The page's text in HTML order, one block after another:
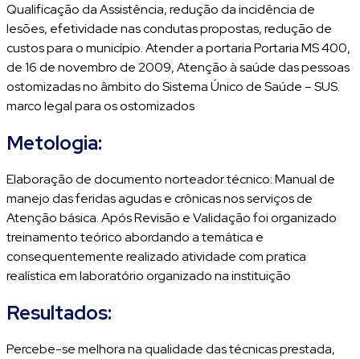
Qualificação da Assistência, redução da incidência de
lesões, efetividade nas condutas propostas, redução de
custos para o município. Atender a portaria Portaria MS 400,
de 16 de novembro de 2009, Atenção à saúde das pessoas
ostomizadas no âmbito do Sistema Único de Saúde – SUS.
marco legal para os ostomizados
Metologia:
Elaboração de documento norteador técnico: Manual de
manejo das feridas agudas e crônicas nos serviços de
Atenção básica. Após Revisão e Validação foi organizado
treinamento teórico abordando a temática e
consequentemente realizado atividade com pratica
realística em laboratório organizado na instituição
Resultados:
Percebe-se melhora na qualidade das técnicas prestada,